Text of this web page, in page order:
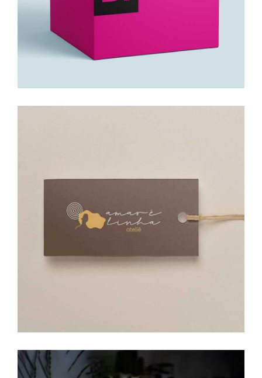
Amar é linha